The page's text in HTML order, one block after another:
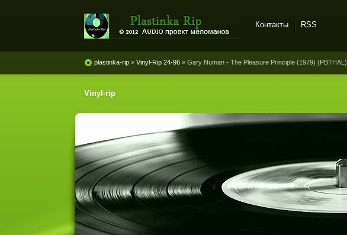
винила и магнитоальбомов
Контакты RSS
plastinka-rip » Vinyl-Rip 24-96 » Gary Numan - The Pleasure Principle (1979) (PBTHAL)
Vinyl-rip